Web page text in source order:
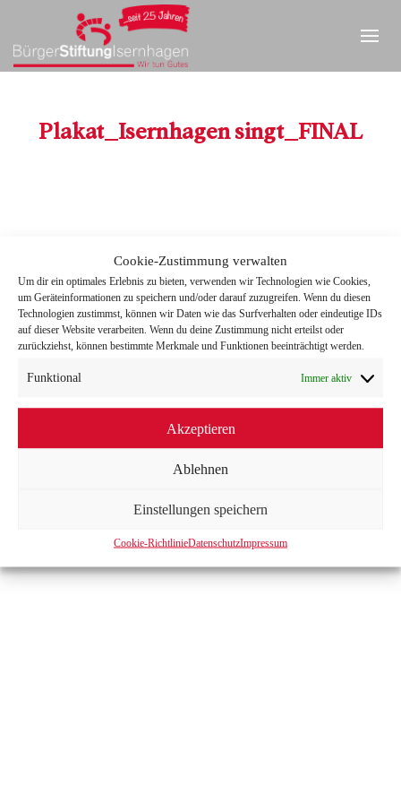
Cookie-Zustimmung verwalten
Um dir ein optimales Erlebnis zu bieten, verwenden wir Technologien wie Cookies,
um Geräteinformationen zu speichern und/oder darauf zuzugreifen. Wenn du diesen
Technologien zustimmst, können wir Daten wie das Surfverhalten oder eindeutige IDs
auf dieser Website verarbeiten. Wenn du deine Zustimmung nicht erteilst oder
zurückziehst, können bestimmte Merkmale und Funktionen beeinträchtigt werden.
Funktional Immer aktiv
Akzeptieren
Ablehnen
Einstellungen speichern
Cookie-RichtlinieDatenschutzImpressum
Plakat_Isernhagen singt_FINAL
Plakat_Isernhagen singt_FINAL
IMPRESSUM|DATENSCHUTZ|KONTAKT